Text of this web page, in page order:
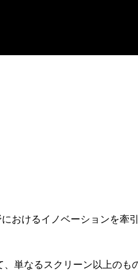
おけるイノベーションを
、単なるスクリーン以上の